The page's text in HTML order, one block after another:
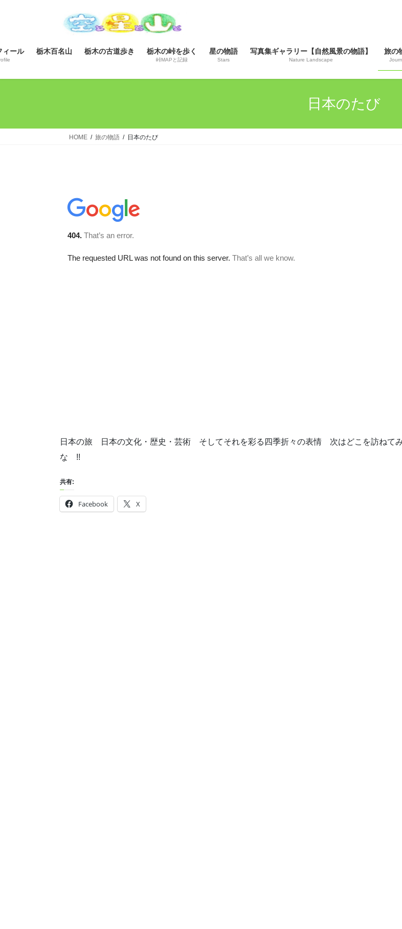
ツ
ス
シ
ン
ィール 栃木百名山 栃木の古道歩き 栃木の峠を歩く
峠MAPと記録
星の物語
Stars
写真集ギャラリー【自然風景の物語】
Nature Landscape
旅の
日本のたび
HOME 旅の物語 日本のたび
日本の旅 日本の文化・歴史・芸術 そしてそれを彩る四季折々の表情 次はどこを訪ねて
な !!
共有:
Facebook X